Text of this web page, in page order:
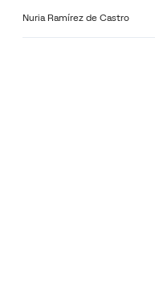
Nuria Ramírez de Castro